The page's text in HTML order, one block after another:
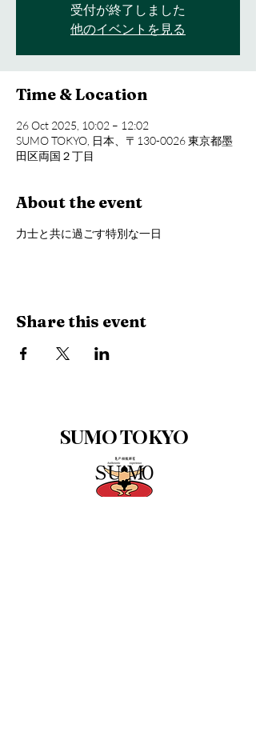
受付が終了しました
他のイベントを見る
Time & Location
26 Oct 2025, 10:02 – 12:02
SUMO TOKYO, 日本、〒130-0026 東京都墨
田区両国２丁目
About the event
力士と共に過ごす特別な一日
Share this event
SUMO TOKYO